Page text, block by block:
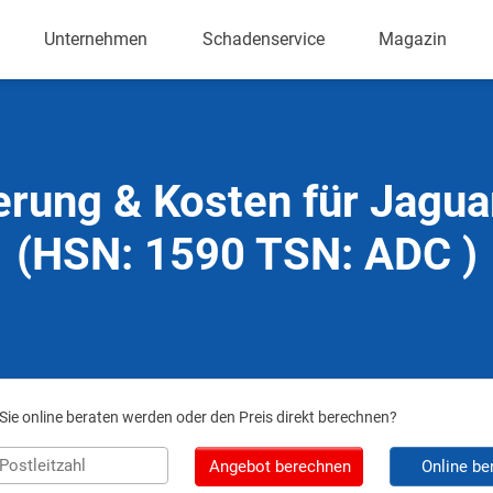
Unternehmen Schadenservice Magazin
& Kosten für
(HSN: 1590 TSN: ADC )
online beraten werden oder den Preis direkt berechnen?
Angebot berechnen Online